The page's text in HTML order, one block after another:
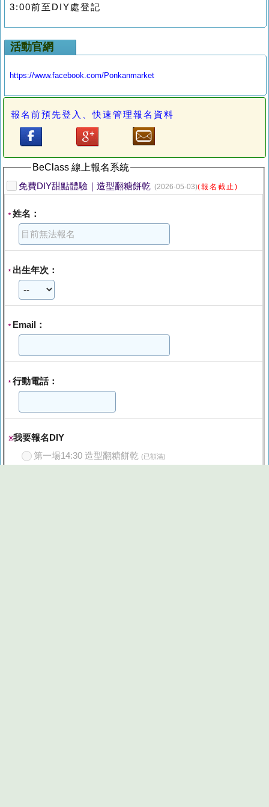
3:00前至DIY處登記
活動官網
https://www.facebook.com/Ponkanmarket
報名前預先登入、快速管理報名資料
BeClass 線上報名系統
免費DIY甜點體驗｜造型翻糖餅乾 (2026-05-03)(報名截止)
* 姓名：
* 出生年次：
* Email：
* 行動電話：
※我要報名DIY
第一場14:30 造型翻糖餅乾 (已額滿)